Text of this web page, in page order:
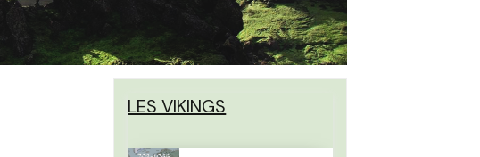
LES VIKINGS